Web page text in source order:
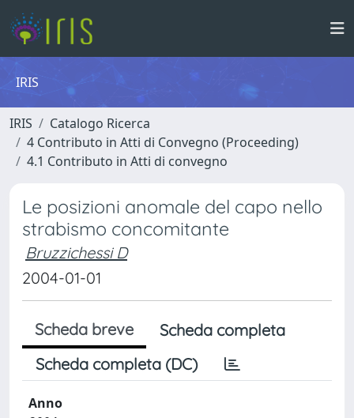
IRIS
IRIS
Catalogo Ricerca
4 Contributo in Atti di Convegno (Proceeding)
4.1 Contributo in Atti di convegno
Le posizioni anomale del capo nello
strabismo concomitante
Bruzzichessi D
2004-01-01
Scheda breve
Scheda completa
Scheda completa (DC)
Anno